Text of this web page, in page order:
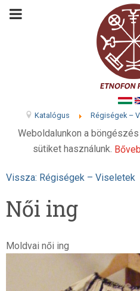
Katalógus Régiségek –
Weboldalunkon a
sütiket használunk.
Vissza: Régiségek – Viseletek
Női ing
Moldvai női ing